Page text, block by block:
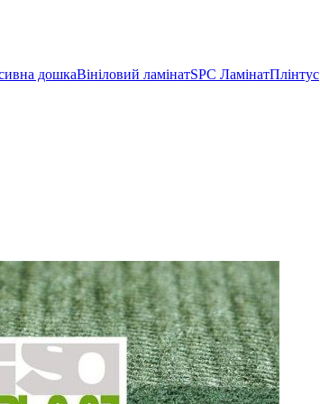
дошкаВініловий ламінатSPC ЛамінатПлінтус